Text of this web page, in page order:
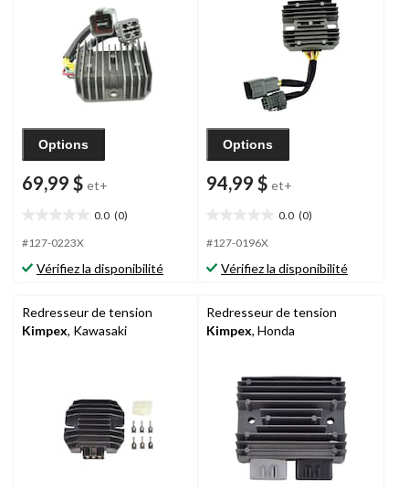
Options
69,99 $ et+
0.0 (0)
étoile(s)
5.
#127-0223X
Vérifiez la disponibilité
Options
94,99 $ et+
0.0 (0)
étoile(s)
5.
#127-0196X
Vérifiez la disponibilité
Redresseur de tension
Kimpex, Kawasaki
Redresseur de tension
Kimpex, Honda